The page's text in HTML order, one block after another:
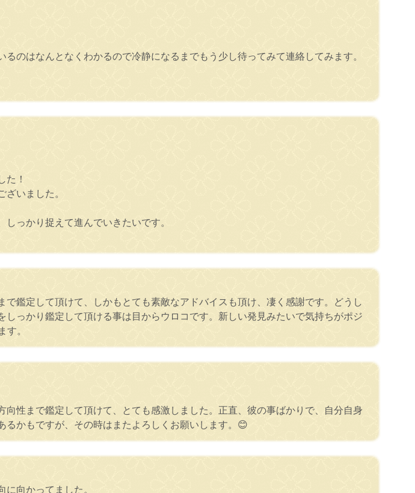
のはなんとなくわかるので冷静になるまでもう少し待ってみて連絡してみます。
た！
いました。
っかり捉えて進んでいきたいです。
鑑定して頂けて、しかもとても素敵なアドバイスも頂け、凄く感謝です。どうし
っかり鑑定して頂ける事は目からウロコです。新しい発見みたいで気持ちがポジ
。
性まで鑑定して頂けて、とても感激しました。正直、彼の事ばかりで、自分自身
かもですが、その時はまたよろしくお願いします。😊
向かってました。